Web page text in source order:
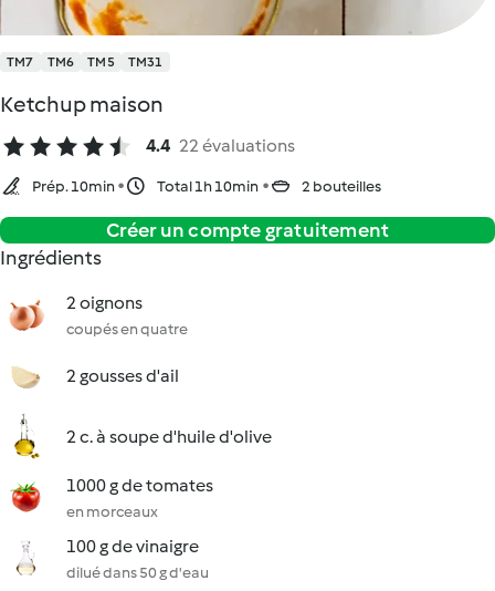
TM7 TM6 TM5 TM31
Ketchup maison
4.4 22 évaluations
Prép. 10min Total 1h 10min 2 bouteilles
Créer un compte gratuitement
Ingrédients
2 oignons
coupés en quatre
2 gousses d'ail
2 c. à soupe d'huile d'olive
1000 g de tomates
en morceaux
100 g de vinaigre
dilué dans 50 g d'eau